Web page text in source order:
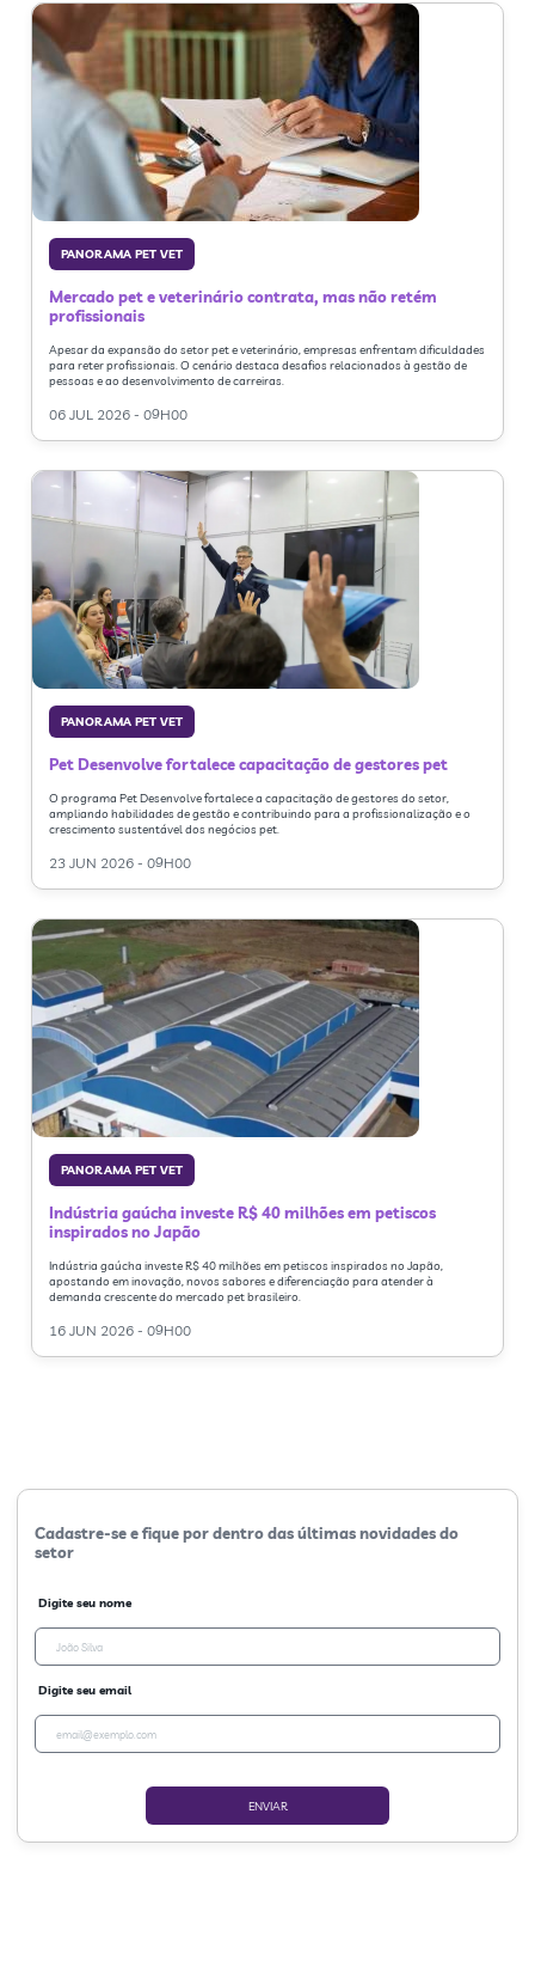
PANORAMA PET VET
Mercado pet e veterinário contrata, mas não retém
profissionais
Apesar da expansão do setor pet e veterinário, empresas enfrentam dificuldades
para reter profissionais. O cenário destaca desafios relacionados à gestão de
pessoas e ao desenvolvimento de carreiras.
06 JUL 2026 - 09H00
PANORAMA PET VET
Pet Desenvolve fortalece capacitação de gestores pet
O programa Pet Desenvolve fortalece a capacitação de gestores do setor,
ampliando habilidades de gestão e contribuindo para a profissionalização e o
crescimento sustentável dos negócios pet.
23 JUN 2026 - 09H00
PANORAMA PET VET
Indústria gaúcha investe R$ 40 milhões em petiscos
inspirados no Japão
Indústria gaúcha investe R$ 40 milhões em petiscos inspirados no Japão,
apostando em inovação, novos sabores e diferenciação para atender à
demanda crescente do mercado pet brasileiro.
16 JUN 2026 - 09H00
Cadastre-se e fique por dentro das últimas novidades do
setor
Digite seu nome
Digite seu email
ENVIAR